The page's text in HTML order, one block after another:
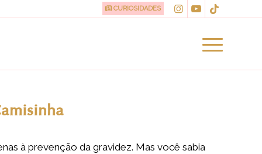
CURIOSIDADES
à prevenção da gravidez. Mas você sabia